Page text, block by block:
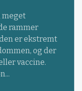
meget
rammer
er ekstremt
og der
vaccine.